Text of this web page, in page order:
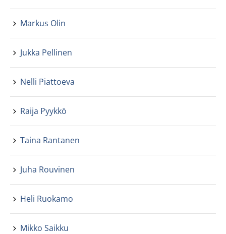
Markus Olin
Jukka Pellinen
Nelli Piattoeva
Raija Pyykkö
Taina Rantanen
Juha Rouvinen
Heli Ruokamo
Mikko Saikku